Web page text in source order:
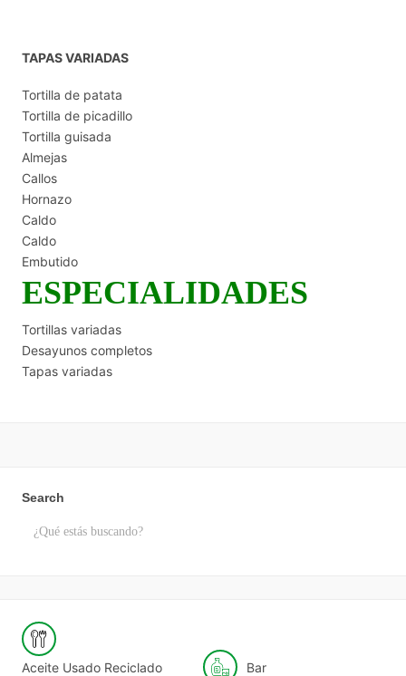
TAPAS VARIADAS
Tortilla de patata
Tortilla de picadillo
Tortilla guisada
Almejas
Callos
Hornazo
Caldo
Caldo
Embutido
ESPECIALIDADES
Tortillas variadas
Desayunos completos
Tapas variadas
Search
Aceite Usado Reciclado Bar